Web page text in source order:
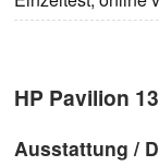
HP Pavilion
Ausstattung /